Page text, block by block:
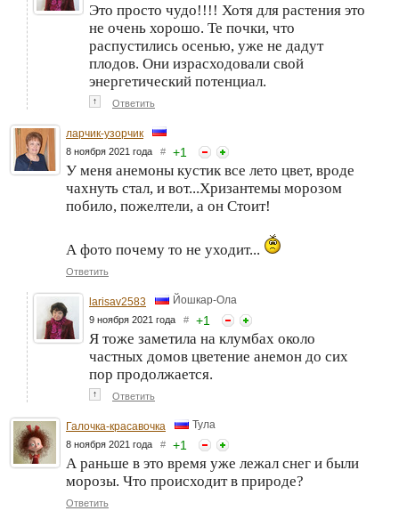
Это просто чудо!!!! Хотя для растения это
не очень хорошо. Те почки, что
распустились осенью, уже не дадут
плодов. Они израсходовали свой
энергетический потенциал.
↑ Ответить
ларчик-узорчик
8 ноября 2021 года # +1
У меня анемоны кустик все лето цвет, вроде
чахнуть стал, и вот...Хризантемы морозом
побило, пожелтели, а он Стоит!
А фото почему то не уходит...
Ответить
larisav2583 Йошкар-Ола
9 ноября 2021 года # +1
Я тоже заметила на клумбах около
частных домов цветение анемон до сих
пор продолжается.
↑ Ответить
Галочка-красавочка Тула
8 ноября 2021 года # +1
А раньше в это время уже лежал снег и были
морозы. Что происходит в природе?
Ответить